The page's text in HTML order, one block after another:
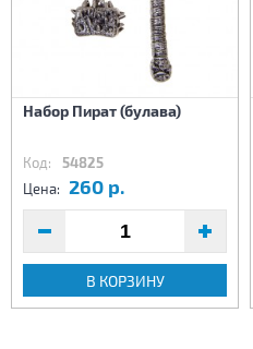
Набор Пират (булава)
Код: 54825
Цена: 260 р.
В КОРЗИНУ